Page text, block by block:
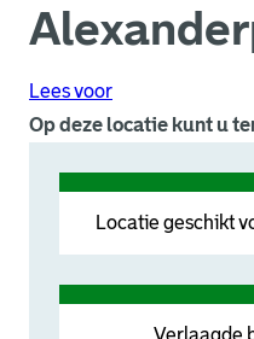
Lees voor
Op deze locatie kunt u
Locatie geschikt
Verlaagde